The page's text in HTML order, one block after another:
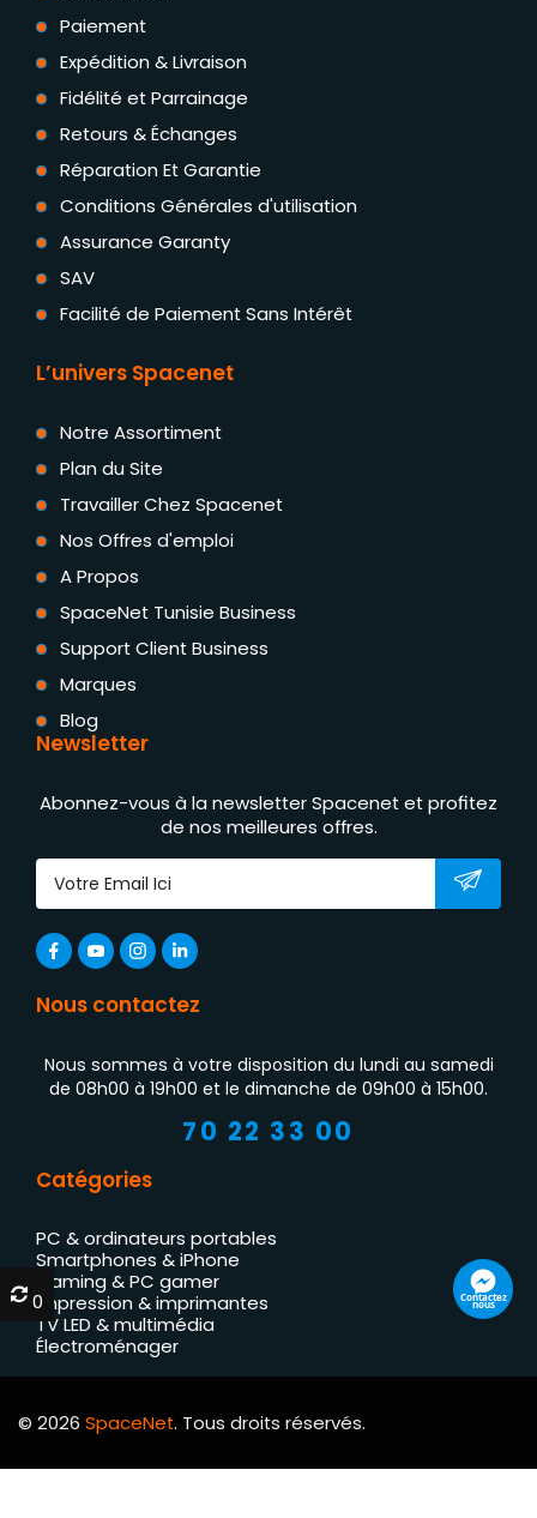
Paiement
Expédition & Livraison
Fidélité et Parrainage
Retours & Échanges
Réparation Et Garantie
Conditions Générales d'utilisation
Assurance Garanty
SAV
Facilité de Paiement Sans Intérêt
L’univers Spacenet
Notre Assortiment
Plan du Site
Travailler Chez Spacenet
Nos Offres d'emploi
A Propos
SpaceNet Tunisie Business
Support Client Business
Marques
Blog
Newsletter
Abonnez-vous à la newsletter Spacenet et profitez
de nos meilleures offres.
Nous contactez
Nous sommes à votre disposition du lundi au samedi
de 08h00 à 19h00 et le dimanche de 09h00 à 15h00.
70 22 33 00
Catégories
PC & ordinateurs portables
Smartphones & iPhone
Gaming & PC gamer
Impression & imprimantes
TV LED & multimédia
Électroménager
© 2026 SpaceNet. Tous droits réservés.
Contactez
nous
0
0